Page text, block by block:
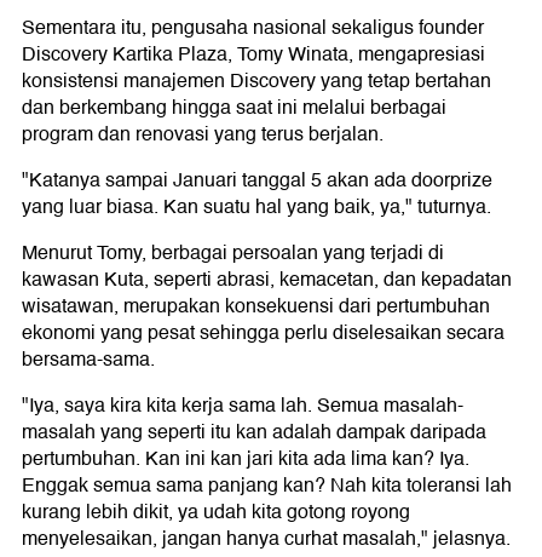
Sementara itu, pengusaha nasional sekaligus founder
Discovery Kartika Plaza, Tomy Winata, mengapresiasi
konsistensi manajemen Discovery yang tetap bertahan
dan berkembang hingga saat ini melalui berbagai
program dan renovasi yang terus berjalan.
"Katanya sampai Januari tanggal 5 akan ada doorprize
yang luar biasa. Kan suatu hal yang baik, ya," tuturnya.
Menurut Tomy, berbagai persoalan yang terjadi di
kawasan Kuta, seperti abrasi, kemacetan, dan kepadatan
wisatawan, merupakan konsekuensi dari pertumbuhan
ekonomi yang pesat sehingga perlu diselesaikan secara
bersama-sama.
"Iya, saya kira kita kerja sama lah. Semua masalah-
masalah yang seperti itu kan adalah dampak daripada
pertumbuhan. Kan ini kan jari kita ada lima kan? Iya.
Enggak semua sama panjang kan? Nah kita toleransi lah
kurang lebih dikit, ya udah kita gotong royong
menyelesaikan, jangan hanya curhat masalah," jelasnya.